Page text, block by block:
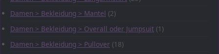
Damen > Bekleidung > Mantel (2)
Damen > Bekleidung > Overall oder Jumpsuit (1)
Damen > Bekleidung > Pullover (18)